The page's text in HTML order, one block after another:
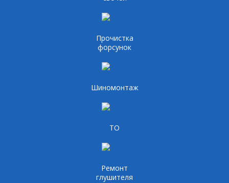
Прочистка
форсунок
Шиномонтаж
ТО
Ремонт
глушителя